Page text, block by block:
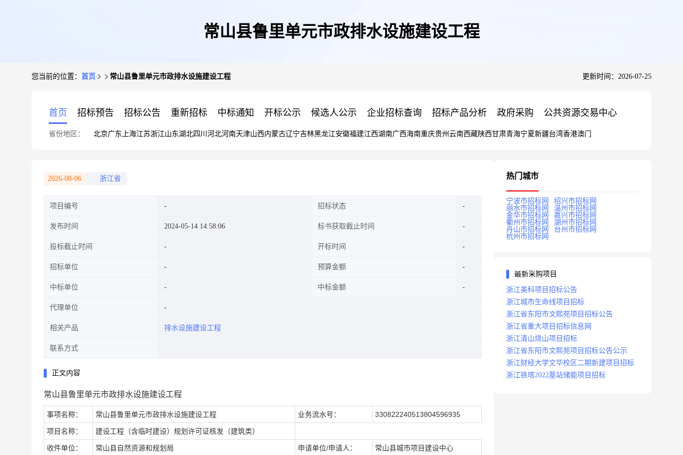
常山县鲁里单元市政排水设施建设工程
您当前的位置： 首页 常山县鲁里单元市政排水设施建设工程 更新时间：2026-07-25
首页 招标预告 招标公告 重新招标 中标通知 开标公示 候选人公示 企业招标查询 招标产品分析 政府采购 公共资源交易中心
省份地区： 北京广东 上海江苏浙江山东湖北四川 河北河南天津山西内蒙古辽宁吉林黑龙江安徽福建江西湖南广西海南重庆贵州 云南西藏陕西甘肃青海宁夏新疆台湾香港澳门
2026-08-06 浙江省
项目编号 招标状态
发布时间 2024-05-14 14:58:06 标书获取截止时间
投标截止时间 开标时间
招标单位 预算金额
中标单位 中标金额
代理单位
相关产品 排水设施建设工程
联系方式
正文内容
常山县鲁里单元市政排水设施建设工程
事项名称： 常山县鲁里单元市政排水设施建设工程 业务流水号： 330822240513804596935
项目名称： 建设工程（含临时建设）规划许可证核发（建筑类）
收件单位： 常山县自然资源和规划局 申请单位/申请人： 常山县城市项目建设中心
热门城市
宁波市招标网
绍兴市招标网
丽水市招标网
温州市招标网
金华市招标网
嘉兴市招标网
衢州市招标网
湖州市招标网
舟山市招标网
台州市招标网
杭州市招标网
最新采购项目
浙江美科项目招标公告
浙江城市生命线项目招标
浙江省东阳市文熙苑项目招标公告
浙江省重大项目招标信息网
浙江清山烧山项目招标
浙江省东阳市文熙苑项目招标公告公示
浙江财经大学文华校区二期新建项目招标
浙江铁塔2022基站储能项目招标